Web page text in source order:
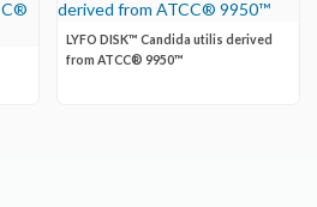
LYFO DISK™ Candida utilis derived
from ATCC® 9950™